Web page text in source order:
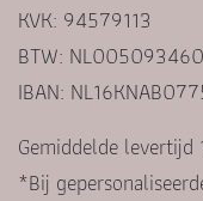
KVK: 94579113
BTW:
IBAN:
Gemiddelde
*Bij